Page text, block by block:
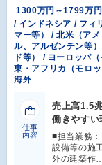
1300万円～1799万円
/ インドネシア / フィ
マー等） / 北米（ア
ル、アルゼンチン等
ド等） / ヨーロッパ
東・アフリカ（モロ
海外
仕事
内容
売上高1.5
働きやすい
■担当業務
設備等の施
外の建築作